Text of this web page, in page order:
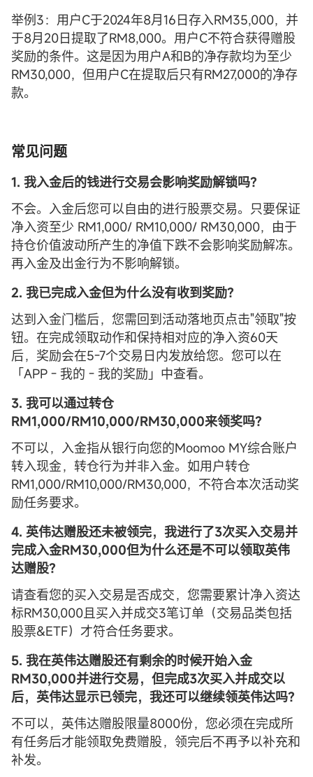
举例3：用户C于2024年8月16日存入RM35,000，并
于8月20日提取了RM8,000。用户C不符合获得赠股
奖励的条件。这是因为用户A和B的净存款均为至少
RM30,000，但用户C在提取后只有RM27,000的净存
款。
常见问题
1. 我入金后的钱进行交易会影响奖励解锁吗？
不会。入金后您可以自由的进行股票交易。只要保证
净入资至少 RM1,000/ RM10,000/ RM30,000，由于
持仓价值波动所产生的净值下跌不会影响奖励解冻。
再入金及出金行为不影响解锁。
2. 我已完成入金但为什么没有收到奖励？
达到入金门槛后，您需回到活动落地页点击"领取"按
钮。在完成领取动作和保持相对应的净入资60天
后，奖励会在5-7个交易日内发放给您。您可以在
「APP - 我的 - 我的奖励」中查看。
3. 我可以通过转仓
RM1,000/RM10,000/RM30,000来领奖吗？
不可以，入金指从银行向您的Moomoo MY综合账户
转入现金，转仓行为并非入金。如用户转仓
RM1,000/RM10,000/RM30,000，不符合本次活动奖
励任务要求。
4. 英伟达赠股还未被领完，我进行了3次买入交易并
完成入金RM30,000但为什么还是不可以领取英伟
达赠股？
请查看您的买入交易是否成交，您需要累计净入资达
标RM30,000且买入并成交3笔订单（交易品类包括
股票&ETF）才符合任务要求。
5. 我在英伟达赠股还有剩余的时候开始入金
RM30,000并进行交易，但完成3次买入并成交以
后，英伟达显示已领完，我还可以继续领英伟达吗？
不可以，英伟达赠股限量8000份，您必须在完成所
有任务后才能领取免费赠股，领完后不再予以补充和
补发。